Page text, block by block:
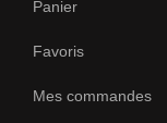
Panier
Favoris
Mes commandes